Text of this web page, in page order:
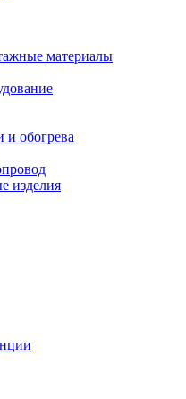
материалы
обогрева
изделия